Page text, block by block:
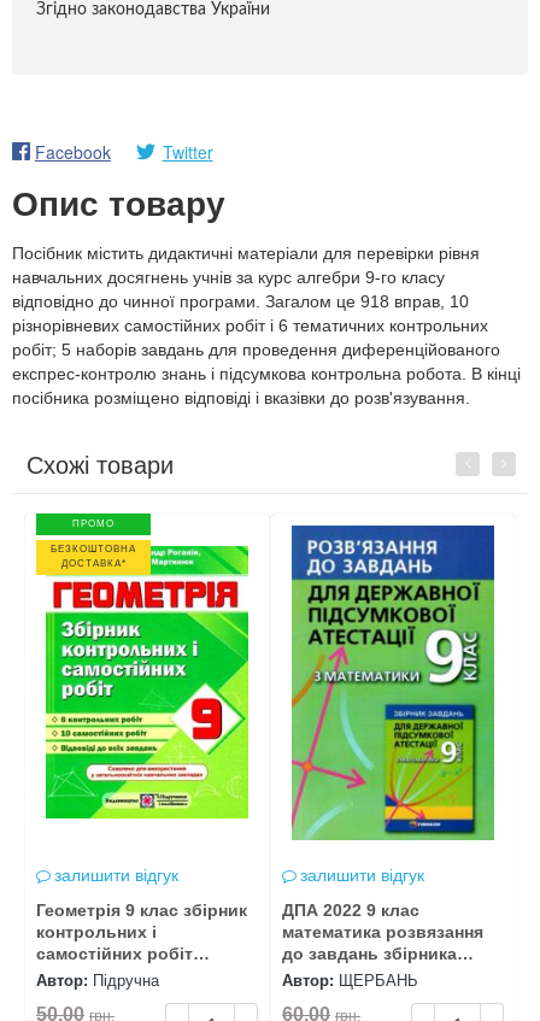
Згідно законодавства України
Facebook Twitter
Опис товару
Посібник містить дидактичні матеріали для перевірки рівня
навчальних досягнень учнів за курс алгебри 9-го класу
відповідно до чинної програми. Загалом це 918 вправ, 10
різнорівневих самостійних робіт і 6 тематичних контрольних
робіт; 5 наборів завдань для проведення диференційованого
експрес-контролю знань і підсумкова контрольна робота. В кінці
посібника розміщено відповіді і вказівки до розв'язування.
Схожі товари Previous
ПРОМО
БЕЗКОШТОВНА
ДОСТАВКА*
залишити відгук
Геометрія 9 клас збірник
контрольних і
самостійних робіт
Підручна
Автор: Підручна
50.00 грн.
залишити відгук
ДПА 2022 9 клас
математика розвязання
до завдань збірника
мерзляка
Автор: ЩЕРБАНЬ
60.00 грн.
Next